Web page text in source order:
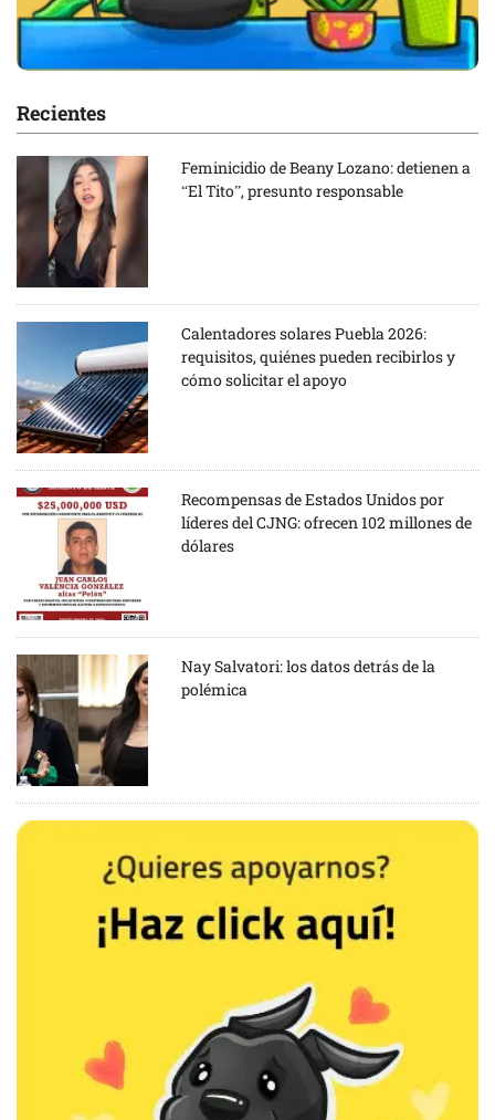
Recientes
Feminicidio de Beany Lozano: detienen a
“El Tito”, presunto responsable
Calentadores solares Puebla 2026:
requisitos, quiénes pueden recibirlos y
cómo solicitar el apoyo
Recompensas de Estados Unidos por
líderes del CJNG: ofrecen 102 millones de
dólares
Nay Salvatori: los datos detrás de la
polémica